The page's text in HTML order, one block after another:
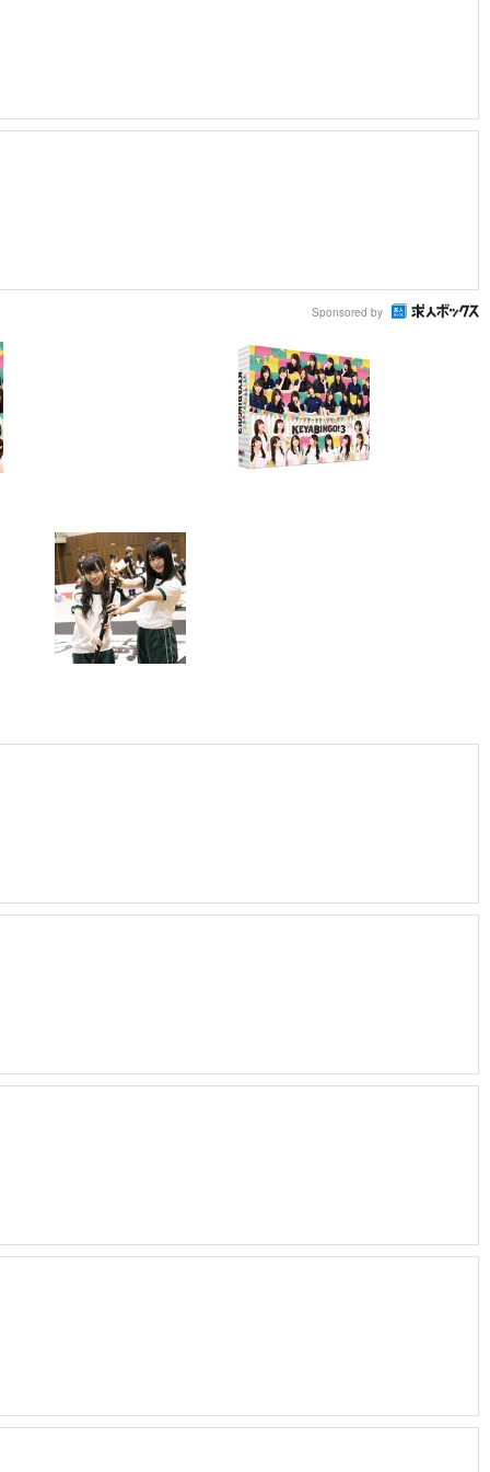
Sponsored by